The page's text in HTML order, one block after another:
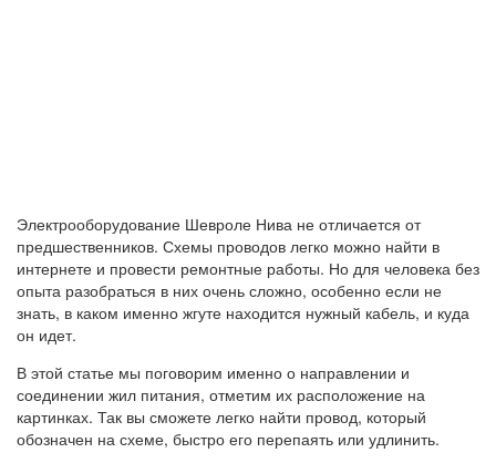
Электрооборудование Шевроле Нива не отличается от
предшественников. Схемы проводов легко можно найти в
интернете и провести ремонтные работы. Но для человека без
опыта разобраться в них очень сложно, особенно если не
знать, в каком именно жгуте находится нужный кабель, и куда
он идет.
В этой статье мы поговорим именно о направлении и
соединении жил питания, отметим их расположение на
картинках. Так вы сможете легко найти провод, который
обозначен на схеме, быстро его перепаять или удлинить.